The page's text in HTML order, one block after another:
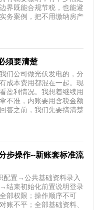
界既能合规节税，也能避
务案例，把不用缴纳房产
须要清楚
们公司做光伏发电的，分
成本费用都混在一起。现
盈利情况。我想着继续用
不准，内账要用含税金额
答之前，我们先要搞清楚
步操作--新账套标准流
配置→公共基础资料录入
结束初始化前置说明登录
部权限；操作顺序不可
账不平；全部基础资料、